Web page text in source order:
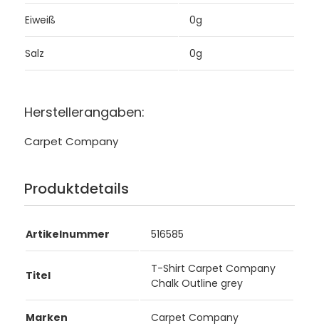
Eiweiß 0g
Salz 0g
Herstellerangaben:
Carpet Company
Produktdetails
Artikelnummer 516585
Titel
T-Shirt Carpet Company
Chalk Outline grey
Marken Carpet Company